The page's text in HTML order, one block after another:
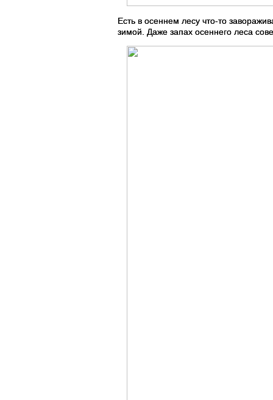
Есть в осеннем лесу что-то
зимой. Даже запах осеннего леса